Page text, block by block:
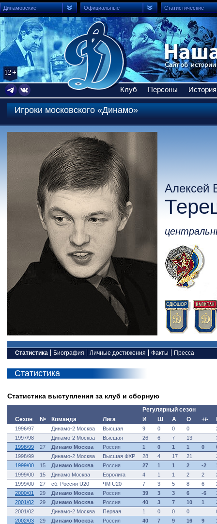
Динамовские Официальные Статистические
Клуб Персоны История
Игроки московского «Динамо»
Алексей
Статистика
Статистика
Статистика выступления за клуб и сборную
Регулярный сезон
Сезон
№ Команда Лига И Ш А О +/-
1996/97 Динамо-2 Москва Высшая 9 0 0 0
1997/98
Динамо-2 Москва Высшая 26 6 7 13
1998/99
27 Динамо Москва Россия 1 0 1 1 0
1998/99
Динамо-2 Москва Высшая ФХР 28 4 17 21
1999/00
15 Динамо Москва Россия 27 1 1 2 -2
1999/00
15 Динамо Москва Евролига 4 1 1 2 2
1999/00
27 сб. России U20 ЧМ U20 7 3 5 8 6
2000/01
29 Динамо Москва Россия 39 3 3 6 -6
2001/02
29 Динамо Москва Россия 40 3 7 10 1
2001/02
Динамо-2 Москва Первая 1 0 0 0
2002/03
29 Динамо Москва Россия 40 7 9 16 9
Биография Личные достижения Факты Пресса